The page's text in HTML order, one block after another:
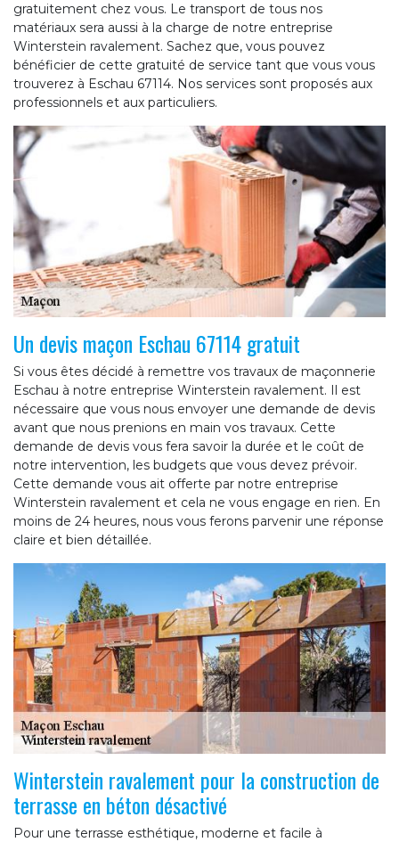
gratuitement chez vous. Le transport de tous nos
matériaux sera aussi à la charge de notre entreprise
Winterstein ravalement. Sachez que, vous pouvez
bénéficier de cette gratuité de service tant que vous vous
trouverez à Eschau 67114. Nos services sont proposés aux
professionnels et aux particuliers.
Un devis maçon Eschau 67114 gratuit
Si vous êtes décidé à remettre vos travaux de maçonnerie
Eschau à notre entreprise Winterstein ravalement. Il est
nécessaire que vous nous envoyer une demande de devis
avant que nous prenions en main vos travaux. Cette
demande de devis vous fera savoir la durée et le coût de
notre intervention, les budgets que vous devez prévoir.
Cette demande vous ait offerte par notre entreprise
Winterstein ravalement et cela ne vous engage en rien. En
moins de 24 heures, nous vous ferons parvenir une réponse
claire et bien détaillée.
Winterstein ravalement pour la construction de
terrasse en béton désactivé
Pour une terrasse esthétique, moderne et facile à